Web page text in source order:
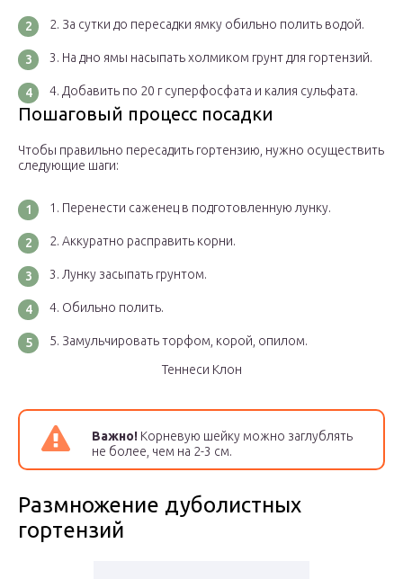
За сутки до пересадки ямку обильно полить водой.
На дно ямы насыпать холмиком грунт для гортензий.
Добавить по 20 г суперфосфата и калия сульфата.
Пошаговый процесс посадки
Чтобы правильно пересадить гортензию, нужно осуществить
следующие шаги:
Перенести саженец в подготовленную лунку.
Аккуратно расправить корни.
Лунку засыпать грунтом.
Обильно полить.
Замульчировать торфом, корой, опилом.
Теннеси Клон
Важно! Корневую шейку можно заглублять
не более, чем на 2-3 см.
Размножение дуболистных
гортензий